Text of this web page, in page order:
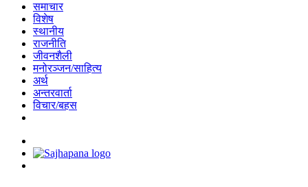
समाचार
विशेष
स्थानीय
राजनीति
जीवनशैली
मनोरञ्जन/साहित्य
अर्थ
अन्तरवार्ता
विचार/बहस